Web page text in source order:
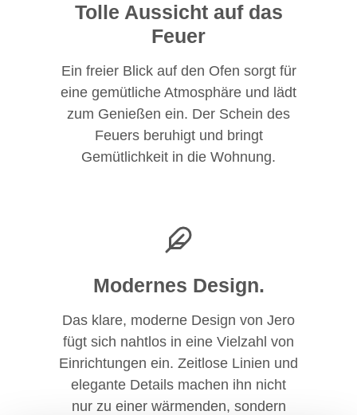
Tolle Aussicht auf das
Feuer
Ein freier Blick auf den Ofen sorgt für
eine gemütliche Atmosphäre und lädt
zum Genießen ein. Der Schein des
Feuers beruhigt und bringt
Gemütlichkeit in die Wohnung.
Modernes Design.
Das klare, moderne Design von Jero
fügt sich nahtlos in eine Vielzahl von
Einrichtungen ein. Zeitlose Linien und
elegante Details machen ihn nicht
nur zu einer wärmenden, sondern